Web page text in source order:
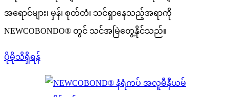
အရောင်များ၊ မှန်၊ စုတ်တံ၊ သင်ရှာနေသည့်အရာကို
NEWCOBONDO® တွင် သင်အမြဲတွေ့နိုင်သည်။
ပိုမိုသိရှိရန်